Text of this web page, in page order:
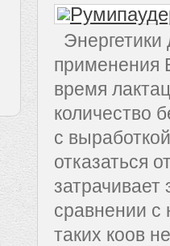
применения
время
количество
с
отказаться
сравнении
таких коов